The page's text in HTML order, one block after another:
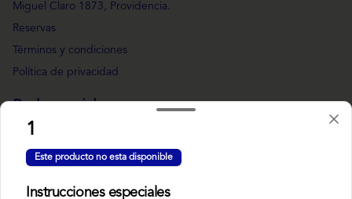
Miguel Claro 1873, Providencia.
Reservas
Términos y condiciones
Política de privacidad
Redes sociales
Facebook
1
Este producto no esta disponible
Instrucciones especiales